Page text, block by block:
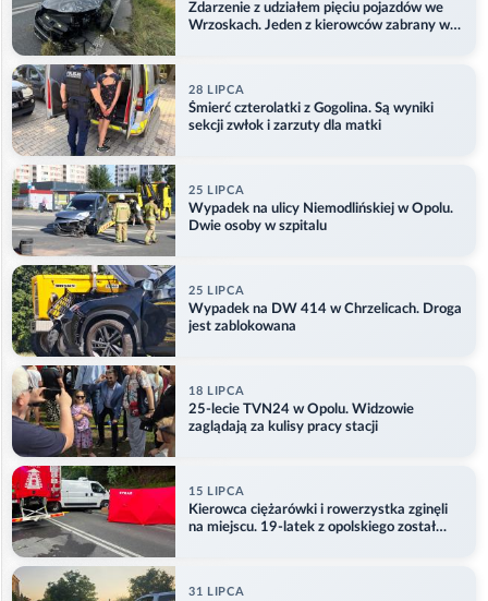
Zdarzenie z udziałem pięciu pojazdów we
Wrzoskach. Jeden z kierowców zabrany w
28 LIPCA
Śmierć czterolatki z Gogolina. Są wyniki
sekcji zwłok i zarzuty dla matki
25 LIPCA
Wypadek na ulicy Niemodlińskiej w Opolu.
Dwie osoby w szpitalu
25 LIPCA
Wypadek na DW 414 w Chrzelicach. Droga
jest zablokowana
18 LIPCA
25-lecie TVN24 w Opolu. Widzowie
zaglądają za kulisy pracy stacji
15 LIPCA
Kierowca ciężarówki i rowerzystka zginęli
na miejscu. 19-latek z opolskiego został
31 LIPCA